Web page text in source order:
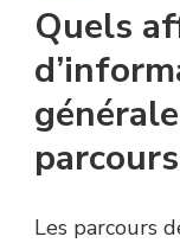
Quels
Les parcours